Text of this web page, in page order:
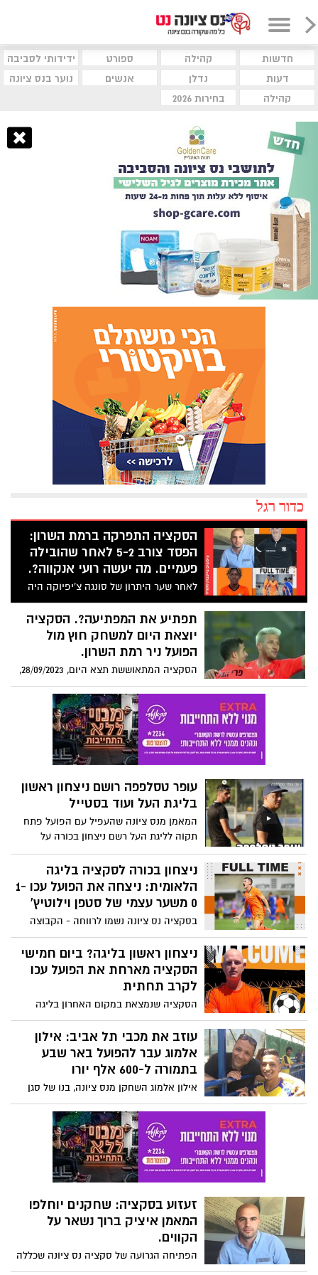
חדשות קהילה ספורט
ידידותי לסביבה
דעות
נדלן אנשים
נוער בנס ציונה
קהילה
בחירות 2026
כדור רגל
הסקציה התפרקה ברמת השרון:
הפסד צורב 5-2 לאחר שהובילה
פעמיים. מה יעשה רועי אנקווה?.
לאחר שער היתרון של סונגה צ’יפיוקה היה
נדמה שהסקציה בדרך לניצחון מבטיח. אולם
בחצי השעה האחרונה הסקציה התפרקה,
ספגה ארבעה שערים ורשמה הפסד ליגה
רביעי בשישה משחקים. לאחר המשחק אמר
המאמן איציק ברוך - אני צריך לחשוב מה אני
עושה. צפו להתפתחויות בגזרת הכתומים.
המאמן הציע את להתפטר אך השהה את
החלטתו למשך יומיים.
תפתיע את המפתיעה?. הסקציה
יוצאת היום למשחק חוץ מול
הפועל ניר רמת השרון.
הסקציה המתאוששת תצא היום, 28/09/2023,
למשחק חוץ מאתגר מול הפתעת העונה-
הפועל ניר רמת השרון שרשמה 3 ניצחונות
ושתי תוצאות תיקו.
עופר טסלפפה רושם ניצחון ראשון
בליגת העל ועוד בסטייל
המאמן מנס ציונה שהעפיל עם הפועל פתח
תקוה לליגת העל רשם ניצחון בכורה על
הקווים בניצחון הגדול של הפועל פתח תקוה
על הפועל באר שבע 1-0.
ניצחון בכורה לסקציה בליגה
הלאומית: ניצחה את הפועל עכו 1-
0 משער עצמי של סטפן וילוטיץ'
בסקציה נס ציונה נשמו לרווחה - הקבוצה
השיגה ניצחון ראשון העונה אחרי 1-0 על
הפועל עכו משער עצמי של סטפן וילוטיץ'.
ניצחון ראשון בליגה? ביום חמישי
הסקציה מארחת את הפועל עכו
לקרב תחתית
הסקציה שנמצאת במקום האחרון בליגה
הלאומית בכדורגל תארח ביום חמישי הקרוב
את הפועל עכו שגם היא טרם ניצחה העונה.
שתי הקבוצות חייבות ניצחון. נכון לכתיבת
שורות אלו המאמן איציק ברוך יישאר על
הקווים. מועמדים להצטרף לקבוצה: טימוטי
מוזי וסנטיהו סלליך. המגן אורי צעדון חתם
בקבוצה כמו גם נתי אמויאל
עוזב את מכבי תל אביב: אילון
אלמוג עבר להפועל באר שבע
בתמורה ל-600 אלף יורו
אילון אלמוג השחקן מנס ציונה, בנו של סגן
רה"ע אריאל אלמוג, עוזב באופן סופי את
קבוצת הכדורגל של מכבי תל אביב ועובר
יורו.
זעזוע בסקציה: שחקנים יוחלפו
המאמן איציק ברוך נשאר על
הקווים.
הפתיחה הגרועה של סקציה נס ציונה שכללה
3 הפסדים ושער זכות יחיד, הביאה את רועי